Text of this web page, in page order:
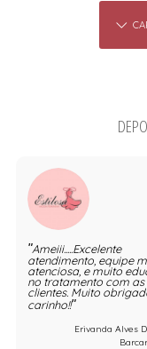
Ameiii.....Excelente
atendimento, equipe
atenciosa, e muito
no tratamento com as
clientes. Muito
carinho!!
Erivanda Alves